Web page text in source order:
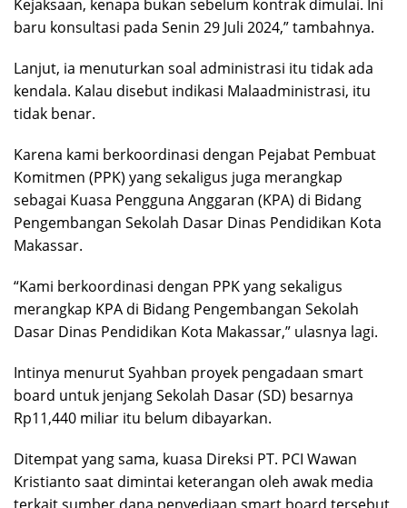
Kejaksaan, kenapa bukan sebelum kontrak dimulai. Ini
baru konsultasi pada Senin 29 Juli 2024,” tambahnya.
Lanjut, ia menuturkan soal administrasi itu tidak ada
kendala. Kalau disebut indikasi Malaadministrasi, itu
tidak benar.
Karena kami berkoordinasi dengan Pejabat Pembuat
Komitmen (PPK) yang sekaligus juga merangkap
sebagai Kuasa Pengguna Anggaran (KPA) di Bidang
Pengembangan Sekolah Dasar Dinas Pendidikan Kota
Makassar.
“Kami berkoordinasi dengan PPK yang sekaligus
merangkap KPA di Bidang Pengembangan Sekolah
Dasar Dinas Pendidikan Kota Makassar,” ulasnya lagi.
Intinya menurut Syahban proyek pengadaan smart
board untuk jenjang Sekolah Dasar (SD) besarnya
Rp11,440 miliar itu belum dibayarkan.
Ditempat yang sama, kuasa Direksi PT. PCI Wawan
Kristianto saat dimintai keterangan oleh awak media